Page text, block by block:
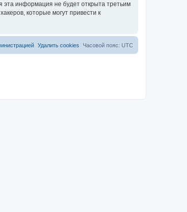
эта информация не будет открыта третьим
которые могут привести к
Часовой пояс: UTC
Удалить cookies